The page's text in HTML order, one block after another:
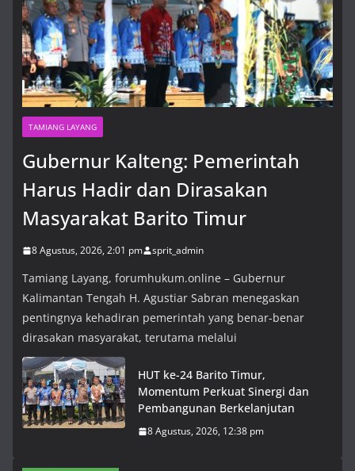
TAMIANG LAYANG
Gubernur Kalteng: Pemerintah
Harus Hadir dan Dirasakan
Masyarakat Barito Timur
8 Agustus, 2026, 2:01 pm sprit_admin
Tamiang Layang, forumhukum.online – Gubernur
Kalimantan Tengah H. Agustiar Sabran menegaskan
pentingnya kehadiran pemerintah yang benar-benar
dirasakan masyarakat, terutama melalui
HUT ke-24 Barito Timur,
Momentum Perkuat Sinergi dan
Pembangunan Berkelanjutan
8 Agustus, 2026, 12:38 pm